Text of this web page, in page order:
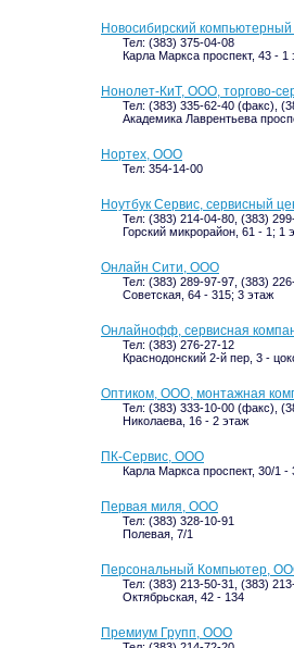
Новосибирский
Тел: (383) 375-04-08
Карла Маркса проспект, 43 - 1
Нонолет-КиТ, ООО, торгово-
Тел: (383) 335-62-40 (факс),
Академика Лаврентьева
Нортех, ООО
Тел: 354-14-00
Ноутбук Сервис, сервисный
Тел: (383) 214-04-80, (383)
Горский микрорайон, 61 - 1; 1
Онлайн Сити, ООО
Тел: (383) 289-97-97, (383)
Советская, 64 - 315; 3 этаж
Онлайнофф, сервисная
Тел: (383) 276-27-12
Краснодонский 2-й пер, 3 -
Оптиком, ООО, монтажная
Тел: (383) 333-10-00 (факс),
Николаева, 16 - 2 этаж
ПК-Сервис, ООО
Карла Маркса проспект, 30/1 -
Первая миля, ООО
Тел: (383) 328-10-91
Полевая, 7/1
Персональный Компьютер,
Тел: (383) 213-50-31, (383)
Октябрьская, 42 - 134
Премиум Групп, ООО